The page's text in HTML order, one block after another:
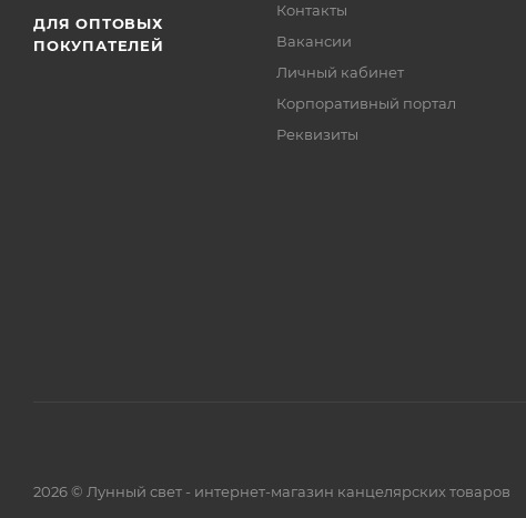
ДЛЯ ОПТОВЫХ
ПОКУПАТЕЛЕЙ
Контакты
Вакансии
Личный кабинет
Корпоративный портал
Реквизиты
2026 © Лунный свет - интернет-магазин канцелярских товаров